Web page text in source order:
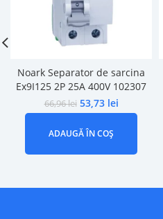
Noark Separator de sarcina
Ex9I125 2P 25A 400V 102307
66,96lei 53,73 lei
ADAUGĂ ÎN COȘ